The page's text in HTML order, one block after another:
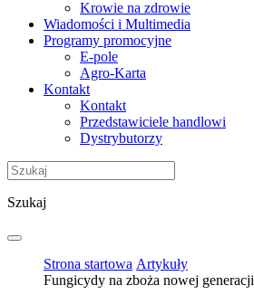
Krowie na zdrowie
Wiadomości i Multimedia
Programy promocyjne
E-pole
Agro-Karta
Kontakt
Kontakt
Przedstawiciele handlowi
Dystrybutorzy
Szukaj
Strona startowa Artykuły
Fungicydy na zboża nowej generacji